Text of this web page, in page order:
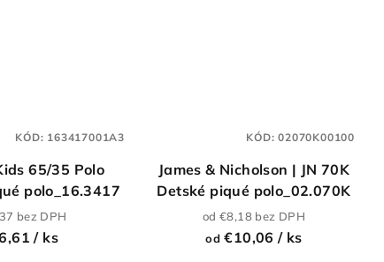
65/35 Polo
polo_16.3417
bez DPH
/ ks
KÓD: 163417001A3
James & Nicholson | JN 70K
Detské piqué polo_02.070K
od €8,18 bez DPH
od €10,06/ ks
KÓD:02070K00100